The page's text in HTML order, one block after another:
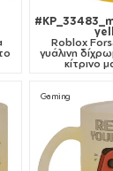
Roblox
γυάλινη
κίτρινο
Gaming